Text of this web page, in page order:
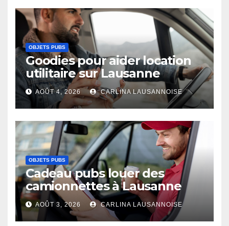
OBJETS PUBS
Goodies pour aider location
utilitaire sur Lausanne
AOÛT 4, 2026 CARLINA LAUSANNOISE
OBJETS PUBS
Cadeau pubs louer des
camionnettes à Lausanne
AOÛT 3, 2026 CARLINA LAUSANNOISE